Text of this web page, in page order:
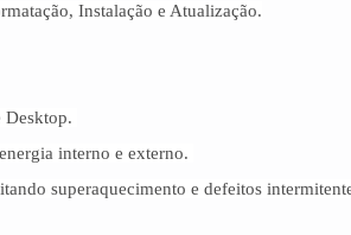
Instalação e Atualização.
Desktop.
interno e externo.
superaquecimento e defeitos